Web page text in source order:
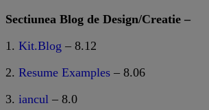
Sectiunea Blog de Design/Creatie –
1. Kit.Blog – 8.12
2. Resume Examples – 8.06
3. iancul – 8.0